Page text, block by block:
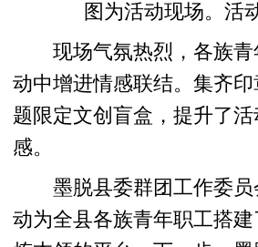
图为活动现场。活
现场气氛热烈，各族青
动中增进情感联结。集齐
题限定文创盲盒，提升了
感。
墨脱县委群团工作委员
动为全县各族青年职工搭